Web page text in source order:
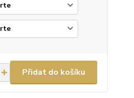
Přidat do košíku